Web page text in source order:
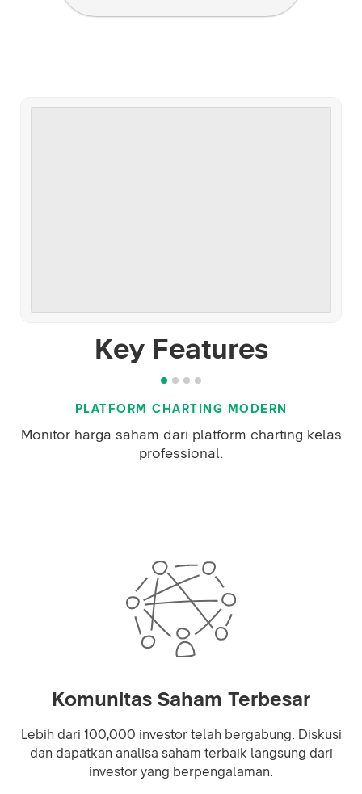
Key Features
PLATFORM CHARTING MODERN
Monitor harga saham dari platform charting kelas
professional.
Komunitas Saham Terbesar
Lebih dari 100,000 investor telah bergabung. Diskusi
dan dapatkan analisa saham terbaik langsung dari
investor yang berpengalaman.